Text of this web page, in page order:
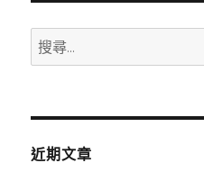
搜
尋
鍵
近期文章